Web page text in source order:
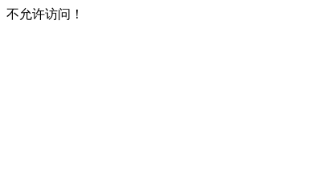
不允许访问！